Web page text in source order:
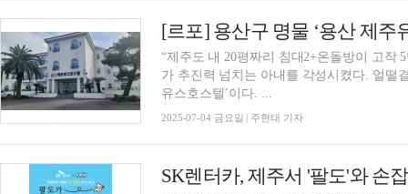
“제주도 내 20평짜리 침대2+온돌방이 고작 5만원? 여보 당장
가 추진력 넘치는 아내를 각성시켰다. 얼떨
유스호스텔’이다. ...
2025-07-04 금요일 | 주현태 기자
SK렌터카, 제주서 '팔도'와 손